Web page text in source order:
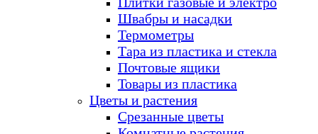
Швабры и насадки
Термометры
Тара из пластика и стекла
Почтовые ящики
Товары из пластика
Цветы и растения
Срезанные цветы